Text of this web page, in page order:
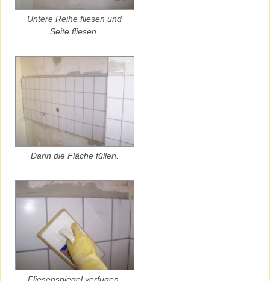
Untere Reihe fliesen und
Seite fliesen.
Dann die Fläche füllen.